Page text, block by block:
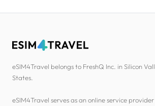
eSIM4Travel belongs to FreshQ Inc. in Silicon
States.
eSIM4Travel serves as an online service